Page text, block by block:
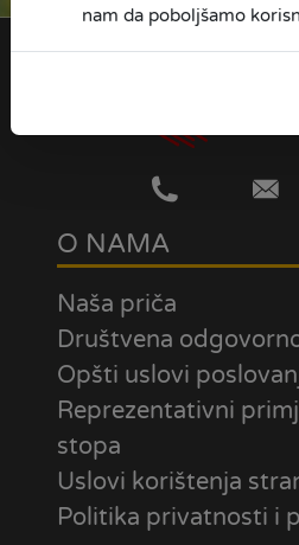
O NAMA
Naša priča
Društvena
Opšti uslovi
Reprezentativni
stopa
Uslovi korištenja
Politika privatnosti i
nam da poboljšamo